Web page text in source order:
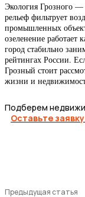
Экология Грозного —
рельеф фильтрует
промышленных
озеленение
город стабильно
рейтингах России.
Грозный стоит
жизни и
Подберем
Оставьте
Предыдущая статья